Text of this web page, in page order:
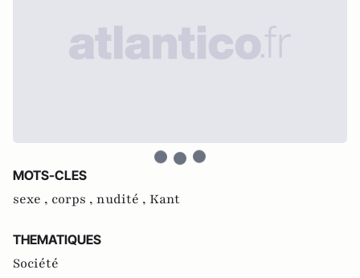
MOTS-CLES
sexe , corps , nudité , Kant
THEMATIQUES
Société